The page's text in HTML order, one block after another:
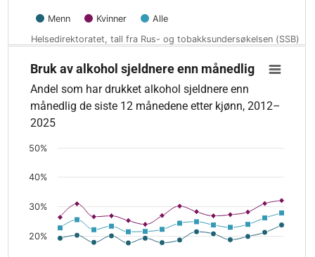
Menn Kvinner Alle
Helsedirektoratet, tall fra Rus- og tobakksundersøkelsen (SSB)
Bruk av alkohol sjeldnere enn månedlig
Line chart with 3 lines.
Andel som har drukket alkohol sjeldnere enn månedlig de
The chart has 1 X axis displaying values. Data ranges from
The chart has 1 Y axis displaying values. Data ranges from
Bruk av alkohol sjeldnere enn månedlig
Andel som har drukket alkohol sjeldnere enn
månedlig de siste 12 månedene etter kjønn, 2012–
2025
20%
30%
40%
50%